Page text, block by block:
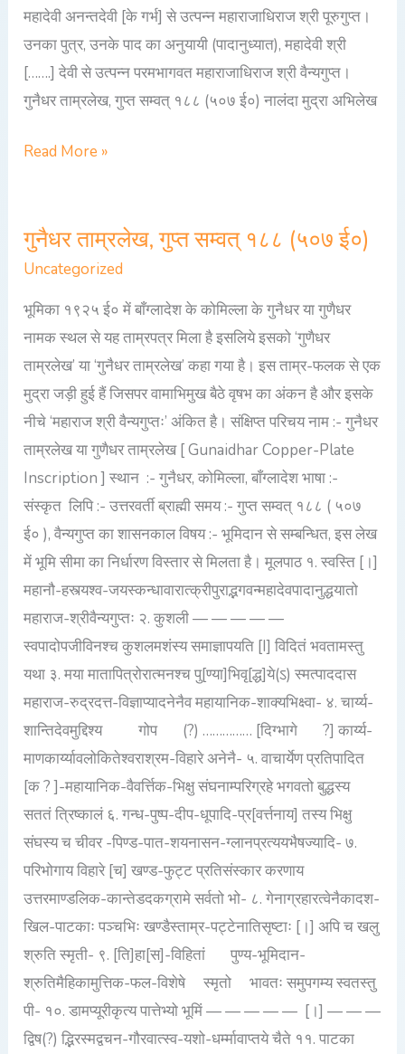
महादेवी अनन्तदेवी [के गर्भ] से उत्पन्न महाराजाधिराज श्री पूरुगुप्त।
उनका पुत्र, उनके पाद का अनुयायी (पादानुध्यात), महादेवी श्री
[…….] देवी से उत्पन्न परमभागवत महाराजाधिराज श्री वैन्यगुप्त।
गुनैधर ताम्रलेख, गुप्त सम्वत् १८८ (५०७ ई०) नालंदा मुद्रा अभिलेख
Read More »
गुनैधर ताम्रलेख, गुप्त सम्वत् १८८ (५०७ ई०)
Uncategorized
भूमिका १९२५ ई० में बाँग्लादेश के कोमिल्ला के गुनैधर या गुणैधर
नामक स्थल से यह ताम्रपत्र मिला है इसलिये इसको ‘गुणैधर
ताम्रलेख’ या ‘गुनैधर ताम्रलेख’ कहा गया है। इस ताम्र-फलक से एक
मुद्रा जड़ी हुई हैं जिसपर वामाभिमुख बैठे वृषभ का अंकन है और इसके
नीचे ‘महाराज श्री वैन्यगुप्तः’ अंकित है। संक्षिप्त परिचय नाम :- गुनैधर
ताम्रलेख या गुणैधर ताम्रलेख [ Gunaidhar Copper-Plate
Inscription ] स्थान :- गुनैधर, कोमिल्ला, बाँग्लादेश भाषा :-
संस्कृत लिपि :- उत्तरवर्ती ब्राह्मी समय :- गुप्त सम्वत् १८८ ( ५०७
ई० ), वैन्यगुप्त का शासनकाल विषय :- भूमिदान से सम्बन्धित, इस लेख
में भूमि सीमा का निर्धारण विस्तार से मिलता है। मूलपाठ १. स्वस्ति [।]
महानौ-हस्त्यश्व-जयस्कन्धावारात्क्रीपुराद्भगवन्महादेवपादानुद्धयातो
महाराज-श्रीवैन्यगुप्तः २. कुशली — — — — —
स्वपादोपजीविनश्च कुशलमशंस्य समाज्ञापयति [I] विदितं भवतामस्तु
यथा ३. मया मातापित्रोरात्मनश्च पु[ण्या]भिवृ[द्ध]ये(ऽ) स्मत्पाददास
महाराज-रुद्रदत्त-विज्ञाप्यादनेनैव महायानिक-शाक्यभिक्ष्वा- ४. चार्य्य-
शान्तिदेवमुद्दिश्य गोप (?) …………… [दिग्भागे ?] कार्य्य-
माणकार्य्यावलोकितेश्वराश्रम-विहारे अनेनै- ५. वाचार्येण प्रतिपादित
[क ? ]-महायानिक-वैवर्त्तिक-भिक्षु संघनाम्परिग्रहे भगवतो बुद्धस्य
सततं त्रिष्कालं ६. गन्ध-पुष्प-दीप-धूपादि-प्र[वर्त्तनाय] तस्य भिक्षु
संघस्य च चीवर -पिण्ड-पात-शयनासन-ग्लानप्रत्ययभैषज्यादि- ७.
परिभोगाय विहारे [च] खण्ड-फुट्ट प्रतिसंस्कार करणाय
उत्तरमाण्डलिक-कान्तेडदकग्रामे सर्वतो भो- ८. गेनाग्रहारत्वेनैकादश-
खिल-पाटकाः पञ्चभिः खण्डैस्ताम्र-पट्टेनातिसृष्टाः [।] अपि च खलु
श्रुति स्मृती- ९. [ति]हा[स]-विहितां पुण्य-भूमिदान-
श्रुतिमैहिकामुत्तिक-फल-विशेषे स्मृतो भावतः समुपगम्य स्वतस्तु
पी- १०. डामप्यूरीकृत्य पात्तेभ्यो भूमिं — — — — — [।] — — —
द्विष(?) द्भिरस्मद्वचन-गौरवात्स्व-यशो-धर्म्मावाप्तये चैते ११. पाटका
गुनैधर
ताम्रलेख,
सम्वत्
(५०७
ई०)